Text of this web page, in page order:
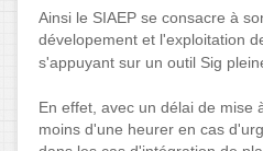
Ainsi le SIAEP se consacre à
dévelopement et l'exploitation
s'appuyant sur un outil Sig
En effet, avec un délai de mise
moins d'une heurer en cas